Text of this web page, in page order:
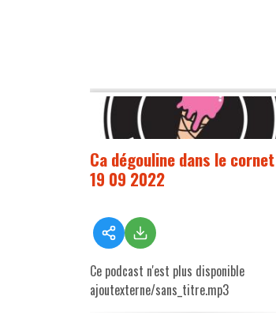
Ca dégouline dans le
19 09 2022
Ce podcast n'est plus disponible
ajoutexterne/sans_titre.mp3